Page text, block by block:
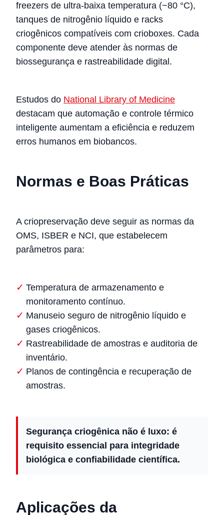
freezers de ultra-baixa temperatura (−80 °C),
tanques de nitrogênio líquido e racks
criogênicos compatíveis com crioboxes. Cada
componente deve atender às normas de
biossegurança e rastreabilidade digital.
Estudos do National Library of Medicine
destacam que automação e controle térmico
inteligente aumentam a eficiência e reduzem
erros humanos em biobancos.
Normas e Boas Práticas
A criopreservação deve seguir as normas da
OMS, ISBER e NCI, que estabelecem
parâmetros para:
Temperatura de armazenamento e
monitoramento contínuo.
Manuseio seguro de nitrogênio líquido e
gases criogênicos.
Rastreabilidade de amostras e auditoria de
inventário.
Planos de contingência e recuperação de
amostras.
Segurança criogênica não é luxo: é
requisito essencial para integridade
biológica e confiabilidade científica.
Aplicações da